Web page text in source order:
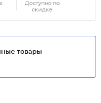
Доступно по
скидке
товары